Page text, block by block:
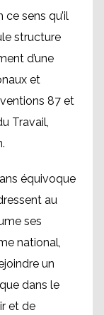
sens qu’il
structure
d’une
et
87 et
Travail,
équivoque
au
ses
national,
un
dans le
et de